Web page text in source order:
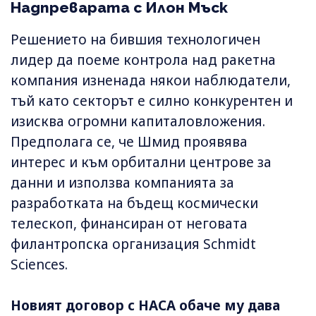
Надпреварата с Илон Мъск
Решението на бившия технологичен
лидер да поеме контрола над ракетна
компания изненада някои наблюдатели,
тъй като секторът е силно конкурентен и
изисква огромни капиталовложения.
Предполага се, че Шмид проявява
интерес и към орбитални центрове за
данни и използва компанията за
разработката на бъдещ космически
телескоп, финансиран от неговата
филантропска организация Schmidt
Sciences.
Новият договор с НАСА обаче му дава